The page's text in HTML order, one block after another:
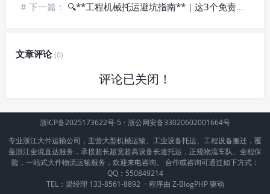
# 下一篇： 🔍**工程机械托运避坑指南**｜这3个免责条款，签合同前一定要看
文章评论(0)
评论已关闭！
浙ICP备2025173622号-5 · 浙公网安备33020602001664号
专业浙江大件运输公司，主营大型机械运输、工业设备托运、工程设备搬迁，覆
盖浙江全境直达服务，承接超长超宽超高设备长途托运，正规物流车队、全程保
险，一站式大件物流运输服务，欢迎来电咨询。 合作或咨询可通过如下方式：
QQ：550849214
TEL：梁经理 133-8561-8892 · 程序由 Z-BlogPHP驱动